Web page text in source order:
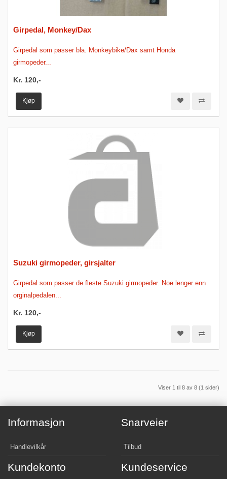
Girpedal, Monkey/Dax
Girpedal som passer bla. Monkeybike/Dax samt Honda
girmopeder...
Kr. 120,-
Kjøp
Suzuki girmopeder, girsjalter
Girpedal som passer de fleste Suzuki girmopeder. Noe lenger enn
orginalpedalen...
Kr. 120,-
Kjøp
Viser 1 til 8 av 8 (1 sider)
Informasjon
Handlevilkår
Snarveier
Tilbud
Kundekonto Kundeservice